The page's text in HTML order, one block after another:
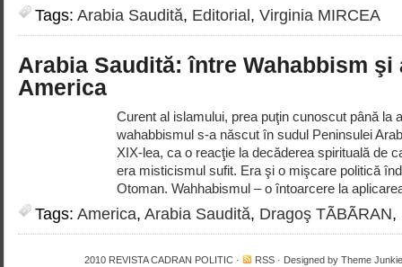
Tags: Arabia Saudită, Editorial, Virginia MIRCEA
Arabia Saudită: între Wahabbism şi
America
Curent al islamului, prea puţin cunoscut până la
wahabbismul s-a născut în sudul Peninsulei
XIX-lea, ca o reacţie la decăderea spirituală de
era misticismul sufit. Era şi o mişcare politică
Otoman. Wahhabismul – o întoarcere la
Tags: America, Arabia Saudită, Dragoş TÃBÃRAN,
2010 REVISTA CADRAN POLITIC · RSS · Designed by Theme Junkie